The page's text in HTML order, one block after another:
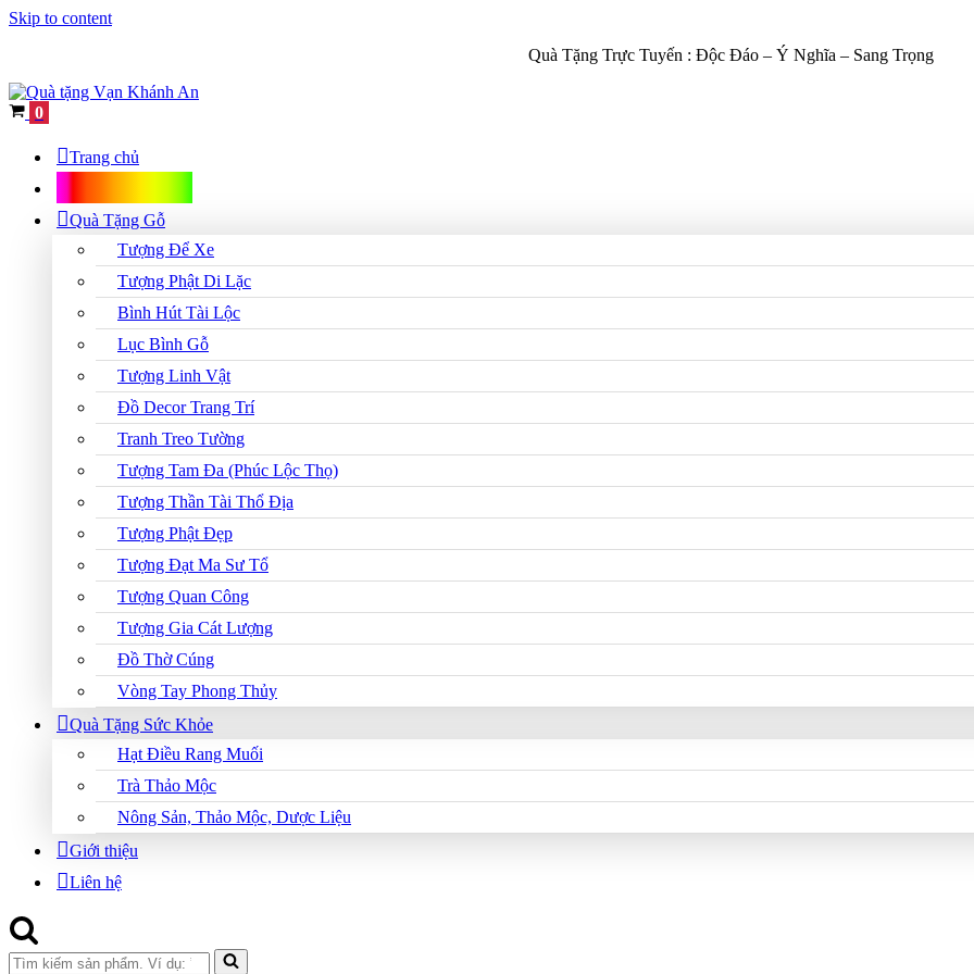
Skip to content
Quà Tặng Trực Tuyến : Độc Đáo – Ý Nghĩa – Sang Trọng
Cart
0
Trang chủ
Quà Tặng Gỗ
Tượng Để Xe
Tượng Phật Di Lặc
Bình Hút Tài Lộc
Lục Bình Gỗ
Tượng Linh Vật
Đồ Decor Trang Trí
Tranh Treo Tường
Tượng Tam Đa (Phúc Lộc Thọ)
Tượng Thần Tài Thổ Địa
Tượng Phật Đẹp
Tượng Đạt Ma Sư Tổ
Tượng Quan Công
Tượng Gia Cát Lượng
Đồ Thờ Cúng
Vòng Tay Phong Thủy
Quà Tặng Sức Khỏe
Hạt Điều Rang Muối
Trà Thảo Mộc
Nông Sản, Thảo Mộc, Dược Liệu
Giới thiệu
Liên hệ
Search